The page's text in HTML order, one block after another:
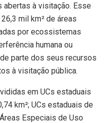
abertas à visitação. Esse
mil km² de áreas
por ecossistemas
humana ou
parte dos seus recursos
à visitação pública.
em UCs estaduais
km²; UCs estaduais de
Especiais de Uso